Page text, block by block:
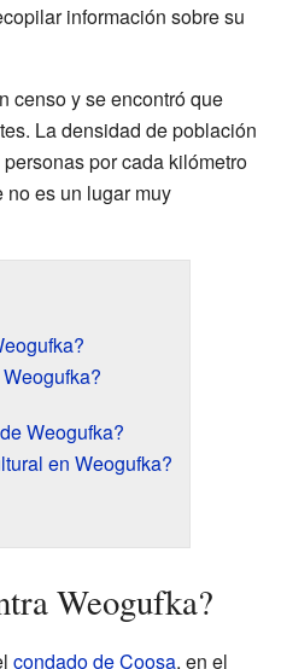
información sobre su
censo y se encontró que
La densidad de población
por cada kilómetro
es un lugar muy
Weogufka?
en Weogufka?
Weogufka?
condado de Coosa, en el